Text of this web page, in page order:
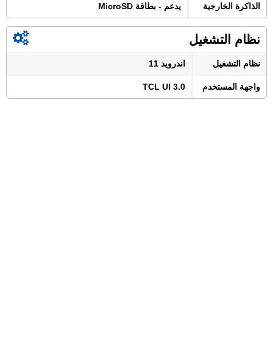
الذاكرة الخارجية يدعم - بطاقة MicroSD
نظام التشغيل
نظام التشغيل اندرويد 11
واجهة المستخدم TCL UI 3.0